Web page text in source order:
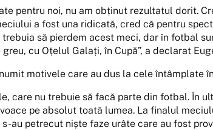
pentru noi, nu am obținut rezultatul dorit.
a fost una ridicată, cred că pentru
să pierdem acest meci, dar în fotbal
cu Oțelul Galați, în Cupă”, a declarat
motivele care au dus la cele întâmplate
care nu trebuie să facă parte din fotbal. În
pe absolut toată lumea. La finalul
au petrecut niște faze urâte care au fost